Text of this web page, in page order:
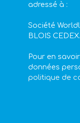
adressé à :
Société
BLOIS CEDEX.
Pour en
données
politique de